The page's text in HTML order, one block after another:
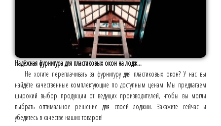
Надёжная фурнитура для пластиковых окон на лодж...
Не хотите переплачивать за фурнитуру для пластиковых окон? У нас вы
найдёте качественные комплектующие по доступным ценам. Мы предлагаем
широкий выбор продукции от ведущих производителей, чтобы вы могли
выбрать оптимальное решение для своей лоджии. Закажите сейчас и
убедитесь в качестве наших товаров!